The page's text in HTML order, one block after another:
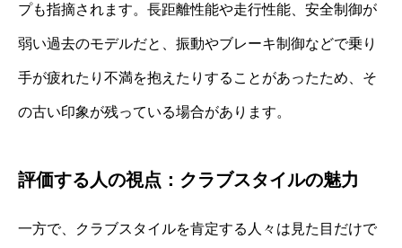
プも指摘されます。長距離性能や走行性能、安全制御が
弱い過去のモデルだと、振動やブレーキ制御などで乗り
手が疲れたり不満を抱えたりすることがあったため、そ
の古い印象が残っている場合があります。
評価する人の視点：クラブスタイルの魅力
一方で、クラブスタイルを肯定する人々は見た目だけで